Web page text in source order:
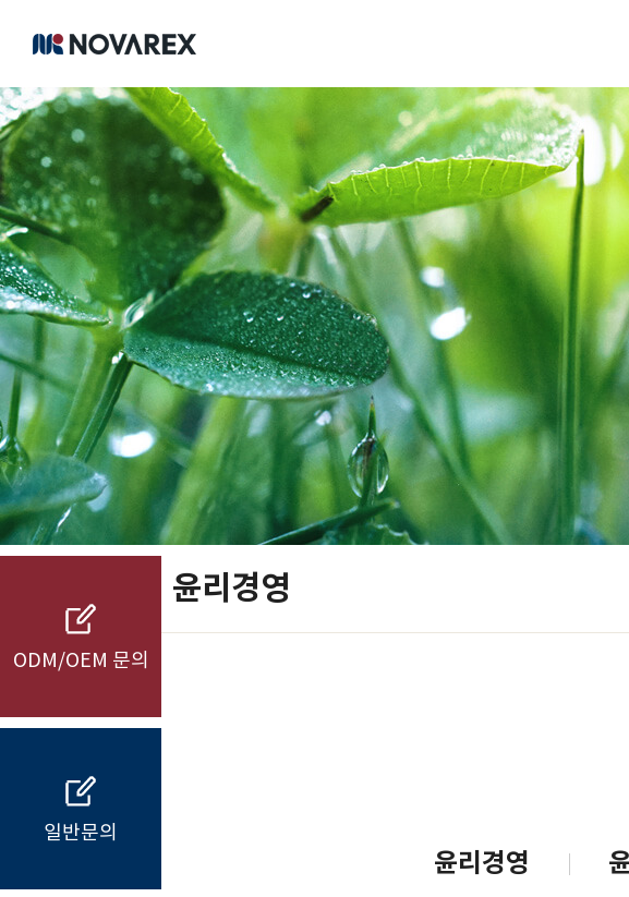
ODM/OEM 문의
일반문의
윤리경영
윤리경영